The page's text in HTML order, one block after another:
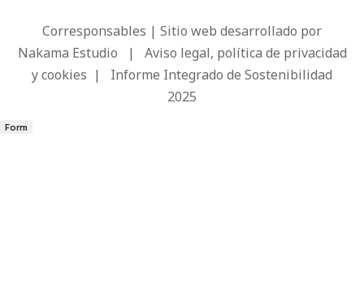
Corresponsables | Sitio web desarrollado por
Nakama Estudio | Aviso legal, política de privacidad
y cookies | Informe Integrado de Sostenibilidad
2025
Form